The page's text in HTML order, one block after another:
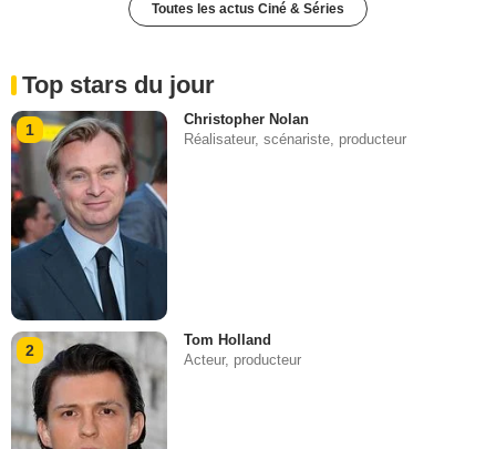
Toutes les actus Ciné & Séries
Top stars du jour
1
Christopher Nolan
Réalisateur, scénariste, producteur
2
Tom Holland
Acteur, producteur